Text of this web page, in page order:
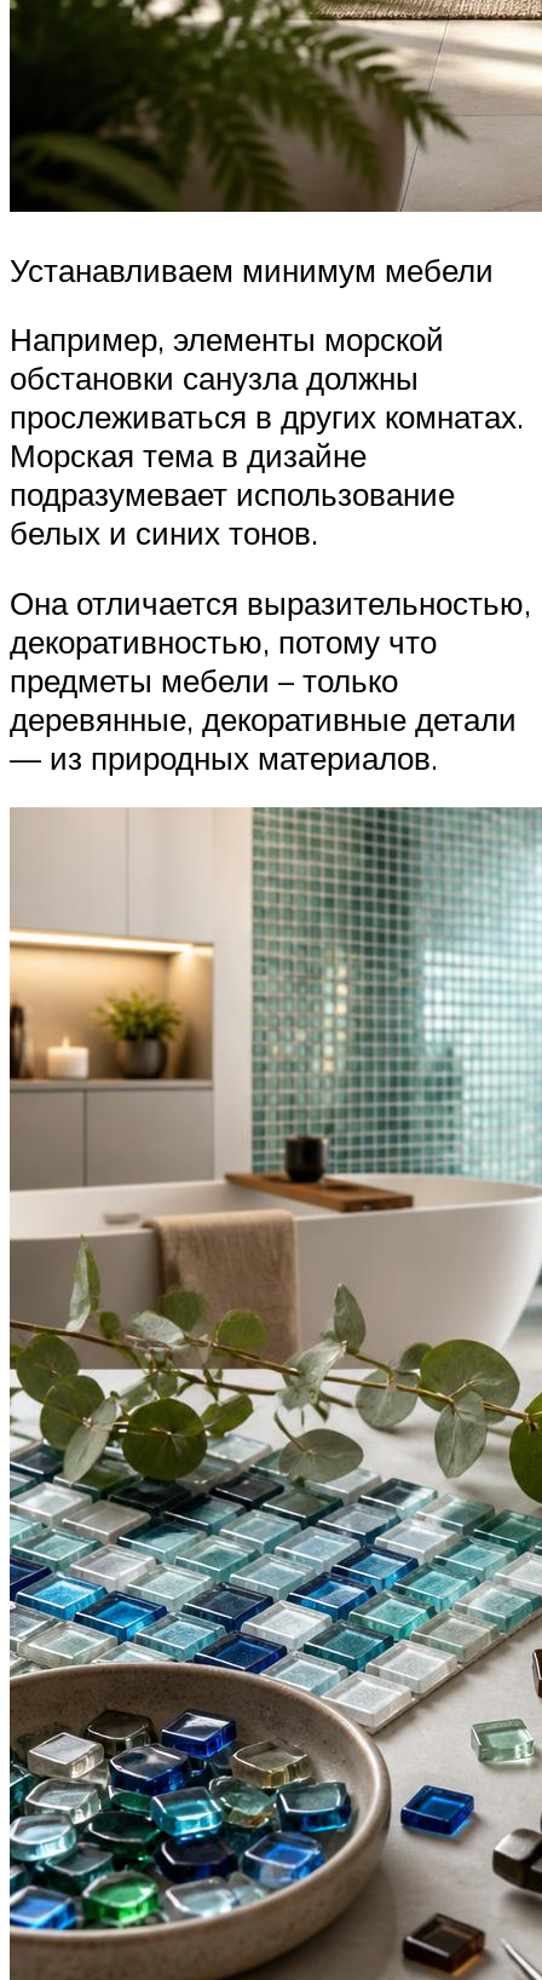
Устанавливаем минимум мебели
Например, элементы морской
обстановки санузла должны
прослеживаться в других комнатах.
Морская тема в дизайне
подразумевает использование
белых и синих тонов.
Она отличается выразительностью,
декоративностью, потому что
предметы мебели – только
деревянные, декоративные детали
— из природных материалов.